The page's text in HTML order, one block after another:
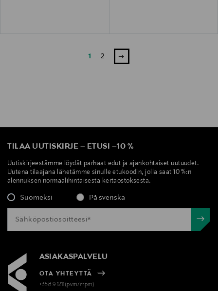
1 2
TILAA UUTISKIRJE – ETUSI –10 %
Uutiskirjeestämme löydät parhaat edut ja ajankohtaiset uutuudet.
Uutena tilaajana lähetämme sinulle etukoodin, jolla saat 10 %:n
alennuksen normaalihintaisesta kertaostoksesta.
Suomeksi På svenska
ASIAKASPALVELU
OTA YHTEYTTÄ
+358 9 1211(pvm/mpm)